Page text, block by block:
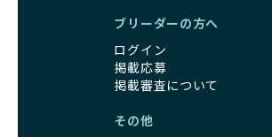
ブリーダーの方へ
ログイン
掲載応募
掲載審査について
その他